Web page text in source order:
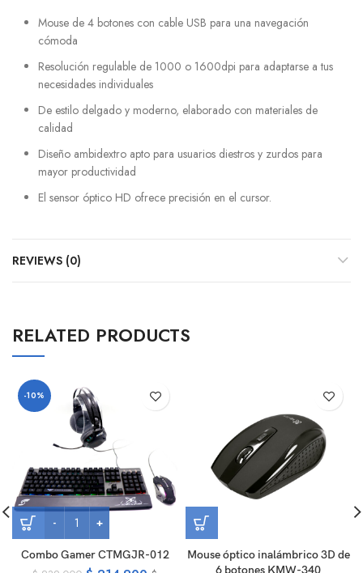
Mouse de 4 botones con cable USB para una navegación
cómoda
Resolución regulable de 1000 o 1600dpi para adaptarse a tus
necesidades individuales
De estilo delgado y moderno, elaborado con materiales de
calidad
Diseño ambidextro apto para usuarios diestros y zurdos para
mayor productividad
El sensor óptico HD ofrece precisión en el cursor.
REVIEWS (0)
RELATED PRODUCTS
-10%
Combo Gamer CTMGJR-012
Mouse óptico inalámbrico 3D de